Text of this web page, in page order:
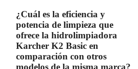
¿Cuál es la eficiencia y
potencia de limpieza que
ofrece la hidrolimpiadora
Karcher K2 Basic en
comparación con otros
modelos de la misma marca?